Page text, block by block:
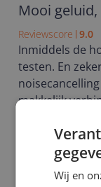
Mooi
Reviewscore 9.0
Inmiddels de
testen. En
makkelijk
zijn, wat
op je oor, wat
Mooi geluid
Lange
Minpunten
Wij en